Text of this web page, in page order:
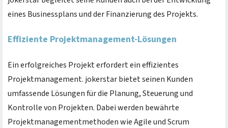
eines Businessplans und der Finanzierung des Projekts.
Effiziente Projektmanagement-Lösungen
Ein erfolgreiches Projekt erfordert ein effizientes
Projektmanagement. jokerstar bietet seinen Kunden
umfassende Lösungen für die Planung, Steuerung und
Kontrolle von Projekten. Dabei werden bewährte
Projektmanagementmethoden wie Agile und Scrum